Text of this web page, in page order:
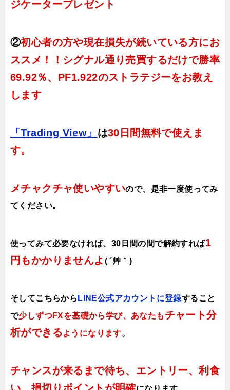
ジケータープレゼント
②初心者の方や現在損失が続いている方にお
ススメ！！シグナル通り売買するだけで勝率
69.92％、PF1.922のストラテジーをお教え
します
「Trading View」 は30日間無料で使えま
す。
メチャクチャ使いやすいので、 是非一度使ってみ
てください。
使ってみて必要なければ、30日間の間で解約すれば1
円もかかりませんよ ( ´艸｀)
そしてこちらから LINE公式アカウントに登録すること
で少しずつFXを基礎から学び、あなたも チャート分
析ができるようになります。
チャンスが来るまで待ち、エントリー、利食